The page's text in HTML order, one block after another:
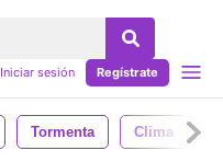
Iniciar sesión Regístrate
Tormenta Clima